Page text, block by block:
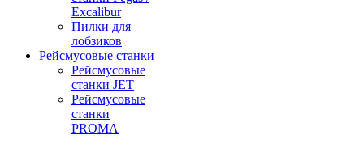
Excalibur
Пилки для
лобзиков
Рейсмусовые станки
Рейсмусовые
станки JET
Рейсмусовые
станки
PROMA